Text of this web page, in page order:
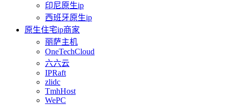
印尼原生ip
西班牙原生ip
原生住宅ip商家
丽萨主机
OneTechCloud
六六云
IPRaft
zlidc
TmhHost
WePC